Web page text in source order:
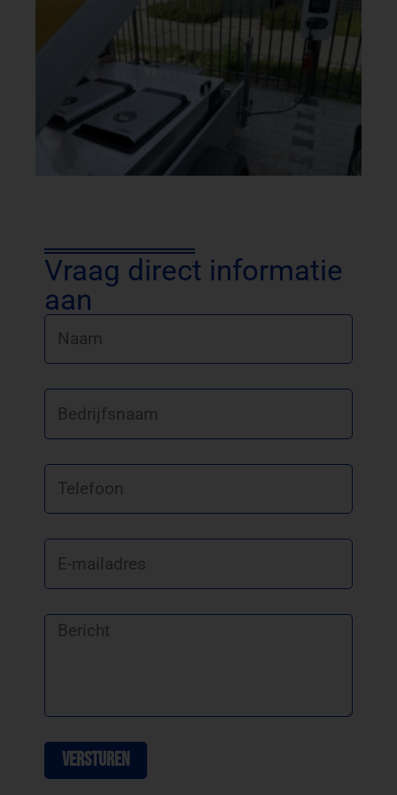
Vraag direct informatie
aan
mailadres
Bericht
Versturen